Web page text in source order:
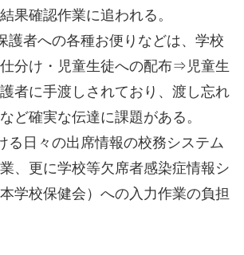
果確認作業に追われる。
護者への各種お便りなどは、学校
分け・児童生徒への配布⇒児童生
者に手渡しされており、渡し忘れ
ど確実な伝達に課題がある。
る日々の出席情報の校務システム
、更に学校等欠席者感染症情報シ
学校保健会）への入力作業の負担